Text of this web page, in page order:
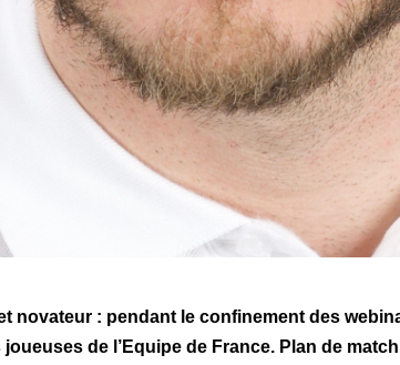
novateur : pendant le confinement des
de l’Equipe de France. Plan de